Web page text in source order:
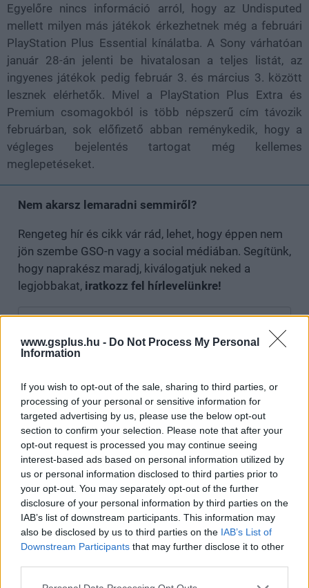
www.gsplus.hu - Do Not Process My Personal
Information
If you wish to opt-out of the sale, sharing to third parties, or
processing of your personal or sensitive information for
targeted advertising by us, please use the below opt-out
section to confirm your selection. Please note that after your
opt-out request is processed you may continue seeing
interest-based ads based on personal information utilized by
us or personal information disclosed to third parties prior to
your opt-out. You may separately opt-out of the further
disclosure of your personal information by third parties on the
IAB’s list of downstream participants. This information may
also be disclosed by us to third parties on the IAB’s List of
Downstream Participants that may further disclose it to other
Please note that this website/app uses one or more Google
Egyelőre nincs információ arról, hogy az Undisputed
mellett milyen más játékok érkezhetnek még a februári
PlayStation Plus Essential kínálatba. A Sony várhatóan
január 28-án jelenti be hivatalosan a teljes listát, az
ingyenes játékok pedig február 3. és március 3. között
lesznek elérhetők. Mivel a PlayStation Plus Extra és
Premium csomagokból is több népszerű cím távozik
februárban, sok előfizető abban reménykedik, hogy a
végleges bejelentés tartogat még kellemes
meglepetéseket.
Nem akarsz lemaradni semmiről?
Rengeteg hír és cikk vár rád, lehet, hogy éppen nem
jön szembe GSO-n vagy a social médiában. Segítünk,
hogy naprakész maradj, kiválogatjuk neked a
legjobbakat, iratkozz fel hírlevelünkre!
Kijelentem, hogy azadatkezelési nyilatkozattartalmát
megismertem és azt elfogadom.
Feliratkozom
SMASH by Meló-Diák: Homok, zene és a nyár legjobb
hangulata – Jön a második forduló! (X)
Július végén folytatódik a balatoni strandröplabda-
sorozat.